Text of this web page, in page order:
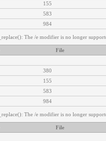
155
583
984
The /e modifier is no longer
File
380
155
583
984
The /e modifier is no longer
File